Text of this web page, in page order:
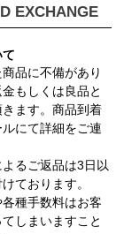
EXCHANGE
品に不備があり
もしくは良品と
ます。商品到着
にて詳細をご連
るご返品は3日以
ております。
種手数料はお客
しまいますこと